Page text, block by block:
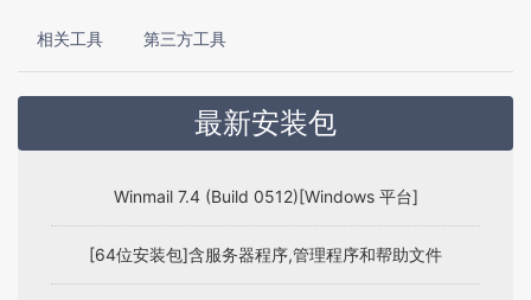
相关工具 第三方工具
最新安装包
Winmail 7.4 (Build 0512)[Windows 平台]
[64位安装包]含服务器程序,管理程序和帮助文件